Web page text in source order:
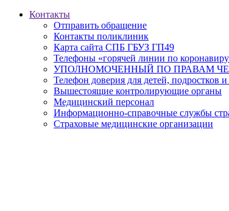
Контакты
Отправить обращение
Контакты поликлиник
Карта сайта СПБ ГБУЗ ГП49
Телефоны «горячей линии по
УПОЛНОМОЧЕННЫЙ ПО ПРАВАМ
Телефон доверия для детей, подростков
Вышестоящие контролирующие органы
Медицинский персонал
Информационно-справочные службы
Страховые медицинские организации